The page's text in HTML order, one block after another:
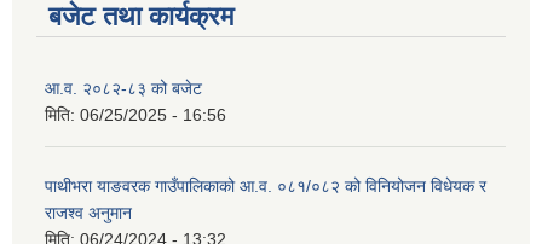
बजेट तथा कार्यक्रम
आ.व. २०८२-८३ को बजेट
मिति: 06/25/2025 - 16:56
पाथीभरा याङवरक गाउँपालिकाको आ.व. ०८१/०८२ को विनियोजन विधेयक र
राजश्व अनुमान
मिति: 06/24/2024 - 13:32